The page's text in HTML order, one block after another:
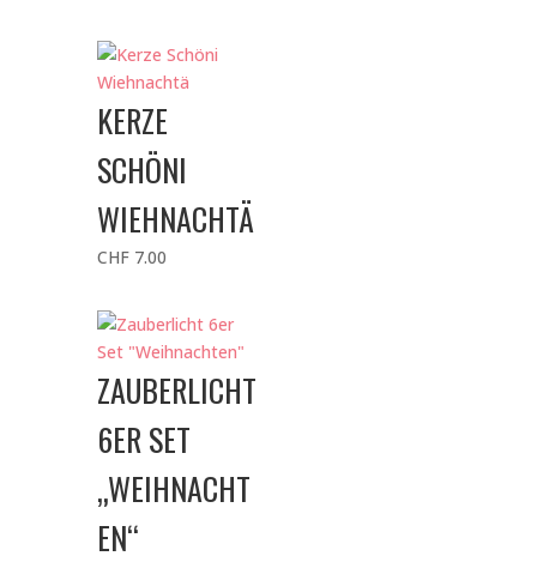
KERZE
SCHÖNI
WIEHNACHTÄ
CHF7.00
ZAUBERLICHT
6ER SET
„WEIHNACHT
EN“